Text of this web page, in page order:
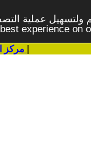
ولتسهيل عملية
experience on